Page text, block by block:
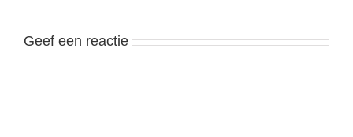
Geef een reactie